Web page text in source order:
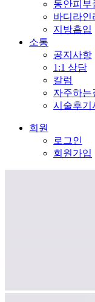
동안피부
바디라인
지방흡입
소통
공지사항
1:1 상담
칼럼
자주하는
시술후기
회원
로그인
회원가입